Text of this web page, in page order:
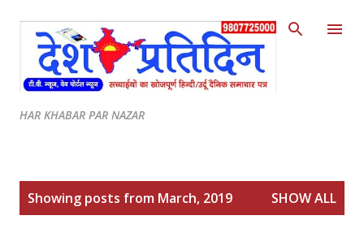
Skip to main content
HAR KHABAR PAR NAZAR
Showing posts from March, 2019 SHOW ALL